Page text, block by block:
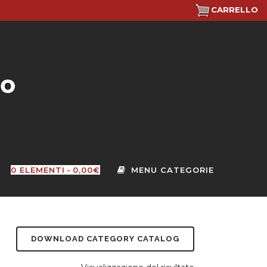
CARRELLO
0 ELEMENTI 0,00€
DOWNLOAD CATEGORY CATALOG